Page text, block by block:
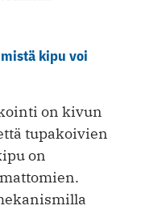
kipu voi
on kivun
tupakoivien
on